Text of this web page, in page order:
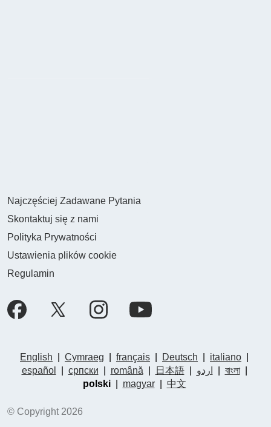
Najczęściej Zadawane Pytania
Skontaktuj się z nami
Polityka Prywatności
Ustawienia plików cookie
Regulamin
English Cymraeg français Deutsch italiano
español
српски română 日本語| اردو বাংলা|
polski| magyar| 中文
© Copyright 2026